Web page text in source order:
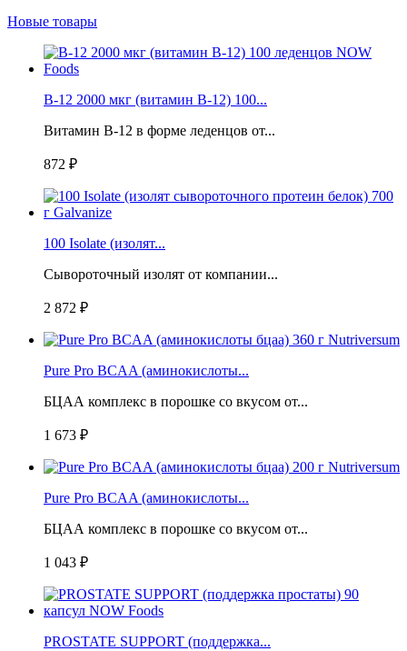
Новые товары
B-12 2000 мкг (витамин B-12) 100...
Витамин B-12 в форме леденцов от...
872 ₽
100 Isolate (изолят...
Сывороточный изолят от компании...
2 872 ₽
Pure Pro BCAA (аминокислоты...
БЦАА комплекс в порошке со вкусом от...
1 673 ₽
Pure Pro BCAA (аминокислоты...
БЦАА комплекс в порошке со вкусом от...
1 043 ₽
PROSTATE SUPPORT (поддержка...